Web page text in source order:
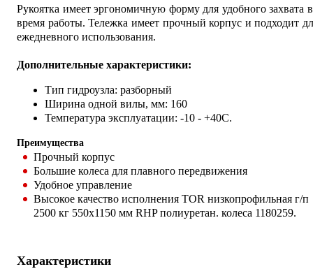
Рукоятка имеет эргономичную форму для удобного захвата
время работы. Тележка имеет прочный корпус и подходит
ежедневного использования.
Дополнительные характеристики:
Тип гидроузла: разборный
Ширина одной вилы, мм: 160
Температура эксплуатации: -10 - +40С.
Преимущества
Прочный корпус
Большие колеса для плавного передвижения
Удобное управление
Высокое качество исполнения TOR низкопрофильная г/п
2500 кг 550х1150 мм RHP полиуретан. колеса 1180259.
Характеристики